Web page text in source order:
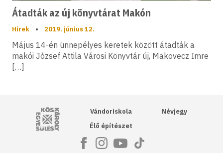
Átadták az új könyvtárat Makón
Hírek • 2019. június 12.
Május 14-én ünnepélyes keretek között átadták a
makói József Attila Városi Könyvtár új, Makovecz Imre
[…]
Kós Károly Egyesülés
Vándoriskola
Élő építészet
Névjegy